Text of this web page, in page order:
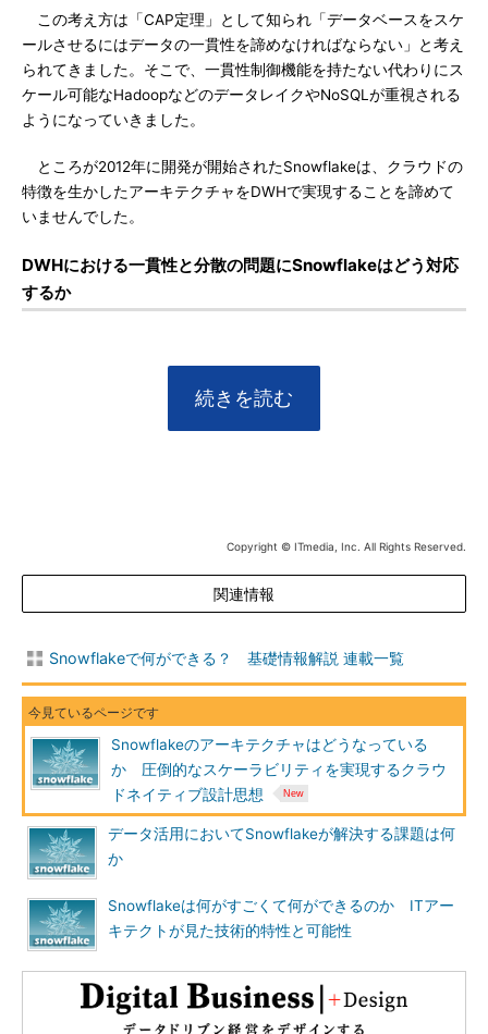
この考え方は「CAP定理」として知られ「データベースをスケ
ールさせるにはデータの一貫性を諦めなければならない」と考え
られてきました。そこで、一貫性制御機能を持たない代わりにス
ケール可能なHadoopなどのデータレイクやNoSQLが重視される
ようになっていきました。
ところが2012年に開発が開始されたSnowflakeは、クラウドの
特徴を生かしたアーキテクチャをDWHで実現することを諦めて
いませんでした。
DWHにおける一貫性と分散の問題にSnowflakeはどう対応
するか
続きを読む
Copyright © ITmedia, Inc. All Rights Reserved.
関連情報
Snowflakeで何ができる？ 基礎情報解説 連載一覧
Snowflakeのアーキテクチャはどうなっている
か 圧倒的なスケーラビリティを実現するクラウ
ドネイティブ設計思想
データ活用においてSnowflakeが解決する課題は何
か
Snowflakeは何がすごくて何ができるのか ITアー
キテクトが見た技術的特性と可能性